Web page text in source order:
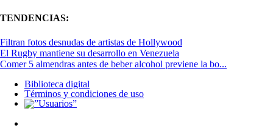
TENDENCIAS:
Filtran fotos desnudas de artistas de Hollywood
El Rugby mantiene su desarrollo en Venezuela
Comer 5 almendras antes de beber alcohol previene la bo...
Biblioteca digital
Términos y condiciones de uso